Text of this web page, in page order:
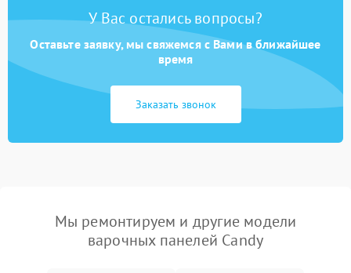
У Вас остались вопросы?
Оставьте заявку, мы свяжемся с Вами в ближайшее
время
Заказать звонок
Мы ремонтируем и другие модели
варочных панелей Candy